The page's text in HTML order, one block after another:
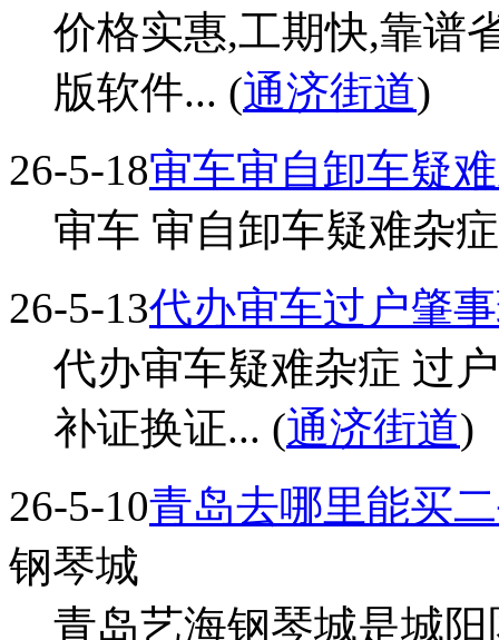
价格实惠,工期快,靠谱
版软件... (通济街道)
26-5-18审车审自卸车疑
审车 审自卸车疑难杂
26-5-13代办审车过户肇
代办审车疑难杂症 过
补证换证... (通济街道)
26-5-10青岛去哪里能买
钢琴城
青岛艺海钢琴城是城